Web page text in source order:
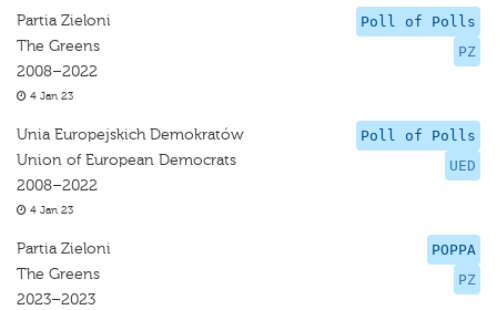
Poll of Polls
PZ
Partia Zieloni
The Greens
2008–2022
4 Jan 23
Poll of Polls
UED
Unia Europejskich Demokratów
Union of European Democrats
2008–2022
4 Jan 23
POPPA
PZ
Partia Zieloni
The Greens
2023–2023